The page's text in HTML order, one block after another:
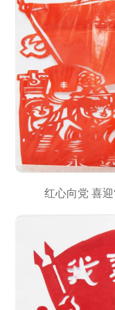
红心向党 喜